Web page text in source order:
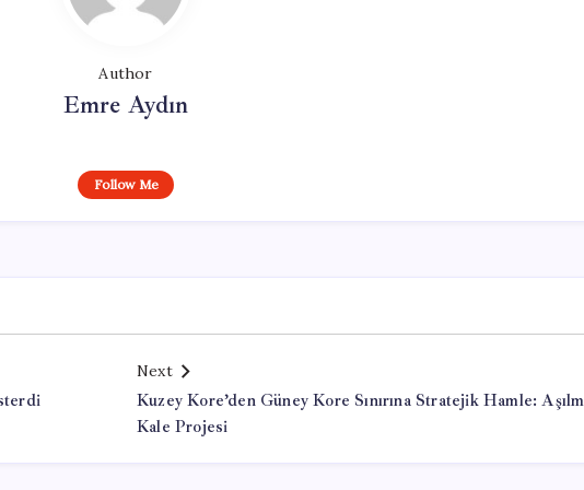
Author
Emre Aydın
Follow Me
Next
Kuzey Kore’den Güney Kore Sınırına Stratejik Hamle:
Kale Projesi